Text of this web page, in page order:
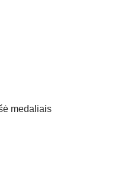
medaliais